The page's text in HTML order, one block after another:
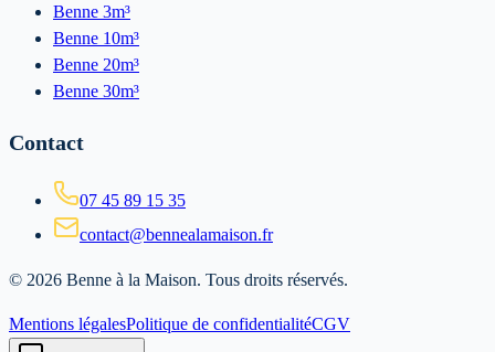
Benne 3m³
Benne 10m³
Benne 20m³
Benne 30m³
Contact
07 45 89 15 35
contact@bennealamaison.fr
© 2026 Benne à la Maison. Tous droits réservés.
Mentions légalesPolitique de confidentialitéCGV